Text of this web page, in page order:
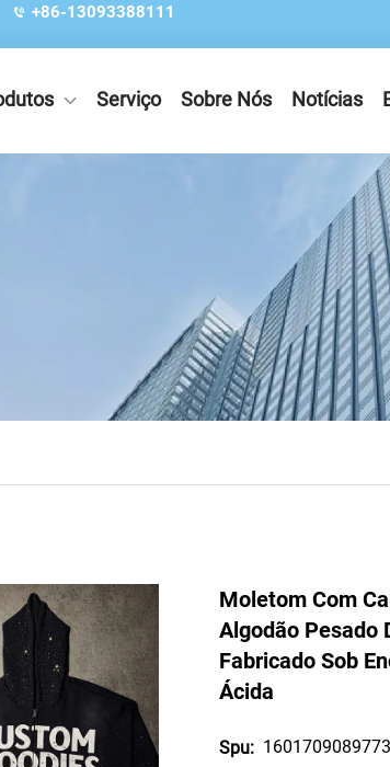
+86-13093388111
Serviço Sobre Nós Notícias
Moletom Com
Algodão Pesado
Fabricado Sob
Ácida
Spu: 1601709089773